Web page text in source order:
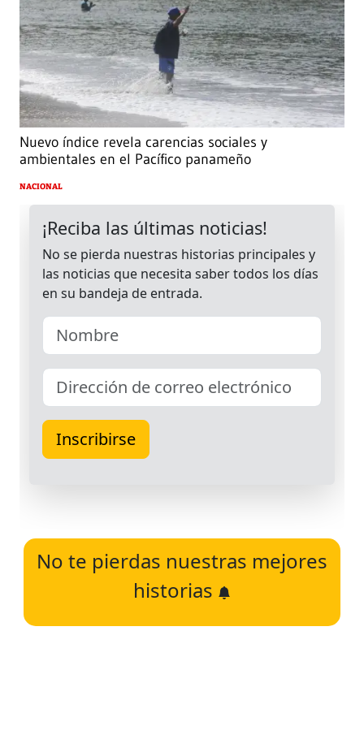
Nuevo índice revela carencias sociales y
ambientales en el Pacífico panameño
NACIONAL
No te pierdas nuestras mejores
historias